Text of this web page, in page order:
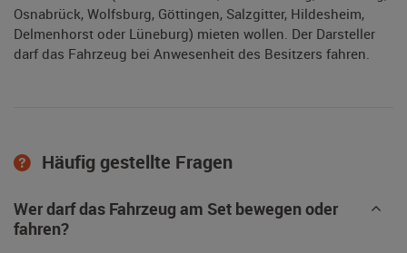
Osnabrück, Wolfsburg, Göttingen, Salzgitter, Hildesheim,
Delmenhorst oder Lüneburg) mieten wollen. Der Darsteller
darf das Fahrzeug bei Anwesenheit des Besitzers fahren.
Häufig gestellte Fragen
Wer darf das Fahrzeug am Set bewegen oder
fahren?